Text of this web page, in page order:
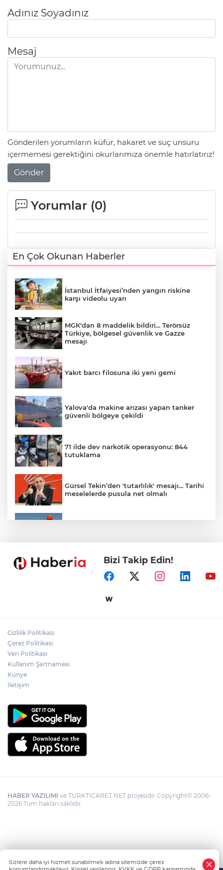
Adınız Soyadınız
Mesaj
Gönderilen yorumların küfür, hakaret ve suç unsuru
içermemesi gerektiğini okurlarımıza önemle hatırlatırız!
Gönder
Yorumlar (0)
En Çok Okunan Haberler
İstanbul İtfaiyesi’nden yangın riskine
karşı videolu uyarı
MGK'dan 8 maddelik bildiri... Terörsüz
Türkiye, bölgesel güvenlik ve Gazze
mesajı
Yakıt barcı filosuna iki yeni gemi
Yalova'da makine arızası yapan tanker
güvenli bölgeye çekildi
71 ilde dev narkotik operasyonu: 844
tutuklama
Gürsel Tekin’den 'tutarlılık' mesajı... Tarihi
meselelerde pusula net olmalı
Samsun’da Alaçam'a yeni yaşam alanı
Yapay zekada onlarca uygulamanın
Bizi Takip Edin!
Gizlilik Politikası
Çerez Politikası
Veri Politikası
Kullanım Şartnamesi
Künye
İletişim
HABER YAZILIMI ve TURKTICARET.NET projesidir Copyright© 2006-
2026 Tüm hakları saklıdır.
Sizlere daha iyi hizmet sunabilmek adına sitemizde çerez